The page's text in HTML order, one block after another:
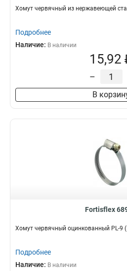
Хомут червячный из нержавеющей
Подробнее
Наличие: В наличии
15,92
–
В
Fortisflex
Хомут червячный оцинкованный PL-9
Подробнее
Наличие: В наличии